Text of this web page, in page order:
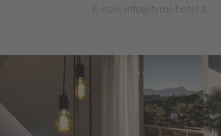
E-mail: info@tyrol-hotel.it